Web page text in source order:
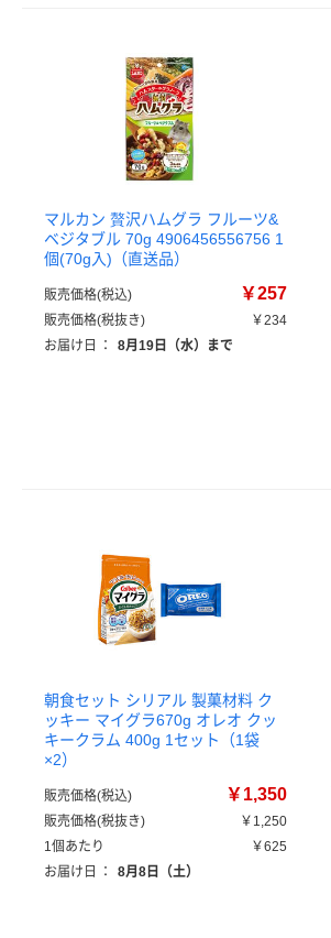
マルカン 贅沢ハムグラ フルーツ&
ベジタブル 70g 4906456556756 1
個(70g入)（直送品）
販売価格(税込) ￥257
販売価格(税抜き)
￥234
お届け日
： 8月19日（水）まで
朝食セット シリアル 製菓材料 ク
ッキー マイグラ670g オレオ クッ
キークラム 400g 1セット（1袋
×2）
販売価格(税込) ￥1,350
販売価格(税抜き)
￥1,250
1個あたり
￥625
お届け日
： 8月8日（土）